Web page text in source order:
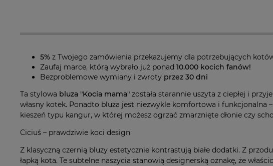
5% z Twojego zamówienia przekazujemy dla potrzebujących
Zaufaj marce, którą wybrało już ponad 10.000 kocich fanów!
Bezproblemowe wymiany i zwroty przez 30 dni
Ta stylowa bluza "Kocia mama" została starannie uszyta z ciepłej i
własny kotek. Ponadto bluza jest niezwykle komfortowa i
kieszeń typu kangur, w której możesz ogrzać zmarznięte dłonie czy
Ciciuś – prawdziwie koci design
Z klasyczną czernią bluzy estetycznie kontrastują białe dodatki. Z
łapką kota. Te subtelne naszycia stanowią designerską oznakę, że